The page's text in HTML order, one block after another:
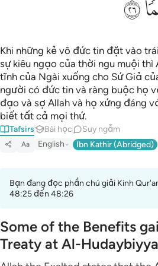
ﲟ
Khi những kẻ vô đức tin đặt vào
sự kiêu ngạo của thời ngu muội thì
tĩnh của Ngài xuống cho Sứ Giả
người có đức tin và ràng buộc họ
đạo và sợ Allah và họ xứng đáng
biết tất cả mọi thứ.
Tafsirs Bài học Suy ngẫm
Aa English Ibn Kathir (Abridged)
Bạn đang đọc phần chú giải Kinh
48:25 đến 48:26
Some of the Benefits
Treaty at Al-